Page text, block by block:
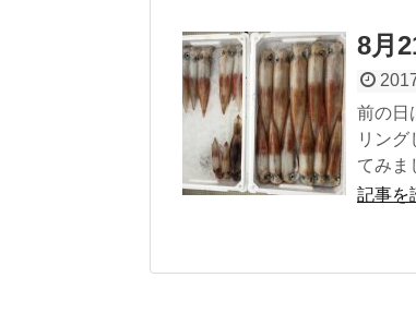
8月
前の日
リン
てみま
記事を